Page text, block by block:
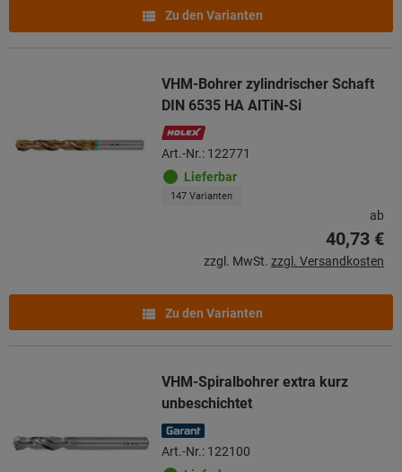
Zu den Varianten
VHM-Bohrer zylindrischer Schaft
DIN 6535 HA AlTiN-Si
Art.-Nr.: 122771
Lieferbar
147 Varianten
ab
40,73 €
zzgl. MwSt. zzgl. Versandkosten
Zu den Varianten
VHM-Spiralbohrer extra kurz
unbeschichtet
Art.-Nr.: 122100